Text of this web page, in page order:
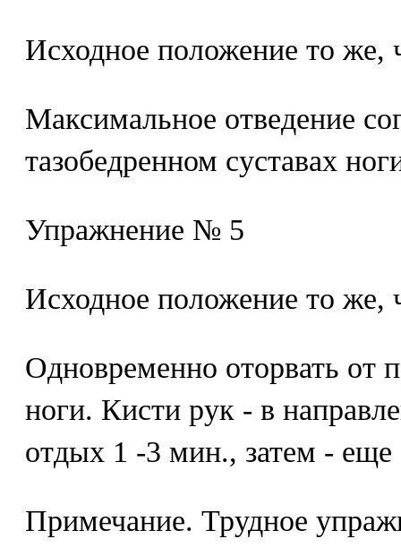
Исходное положение то же,
Максимальное отведение
тазобедренном суставах
Упражнение № 5
Исходное положение то же,
Одновременно оторвать от
ноги. Кисти рук - в
отдых 1 -3 мин., затем - еще
Примечание. Трудное